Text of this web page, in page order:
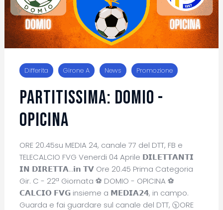
Differita Girone A News Promozione
PARTITISSIMA: DOMIO -
OPICINA
ORE 20.45su MEDIA 24, canale 77 del DTT, FB e
TELECALCIO FVG Venerdi 04 Aprile 𝗗𝗜𝗟𝗘𝗧𝗧𝗔𝗡𝗧𝗜
𝗜𝗡 𝗗𝗜𝗥𝗘𝗧𝗧𝗔...𝗶𝗻 𝗧𝗩 Ore 20.45 Prima Categoria
Gir. C - 22ª Giornata ⚽ DOMIO - OPICINA ⚽
𝗖𝗔𝗟𝗖𝗜𝗢 𝗙𝗩𝗚 insieme a 𝗠𝗘𝗗𝗜𝗔𝟮𝟰, in campo.
Guarda e fai guardare sul canale del DTT, 🕥ORE